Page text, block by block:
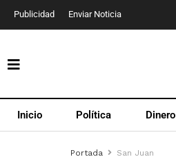
Publicidad Enviar Noticia
Inicio Política Dinero
Portada San Juan